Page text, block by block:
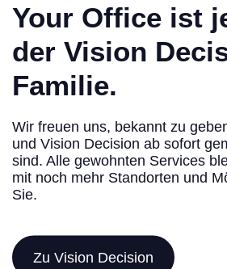
Celovška cesta 206,
Campus
Internationale Business-
Slowenien professionell
Your Office ist
der Vision
Familie.
Wir freuen uns, bekannt zu
und Vision Decision ab sofort
sind. Alle gewohnten Services
mit noch mehr Standorten und
Sie.
Zu Vision Decision